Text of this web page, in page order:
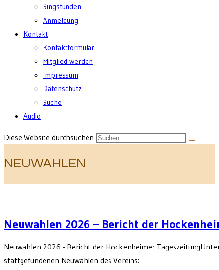
Singstunden
Anmeldung
Kontakt
Kontaktformular
Mitglied werden
Impressum
Datenschutz
Suche
Audio
Diese Website durchsuchen
NEUWAHLEN
Neuwahlen 2026 – Bericht der
Neuwahlen 2026 - Bericht der Hockenheimer
stattgefundenen Neuwahlen des Vereins: